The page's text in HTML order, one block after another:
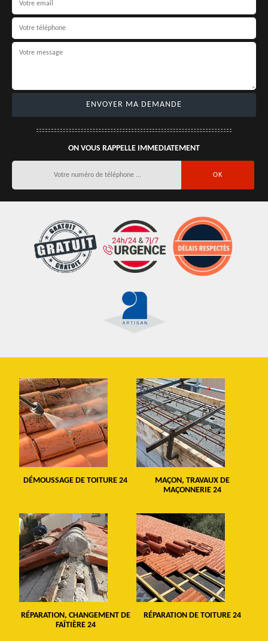
ON VOUS RAPPELLE IMMEDIATEMENT
DÉMOUSSAGE DE TOITURE 24
MAÇON, TRAVAUX DE
MAÇONNERIE 24
RÉPARATION, CHANGEMENT DE
FAÎTIÈRE 24
RÉPARATION DE TOITURE 24